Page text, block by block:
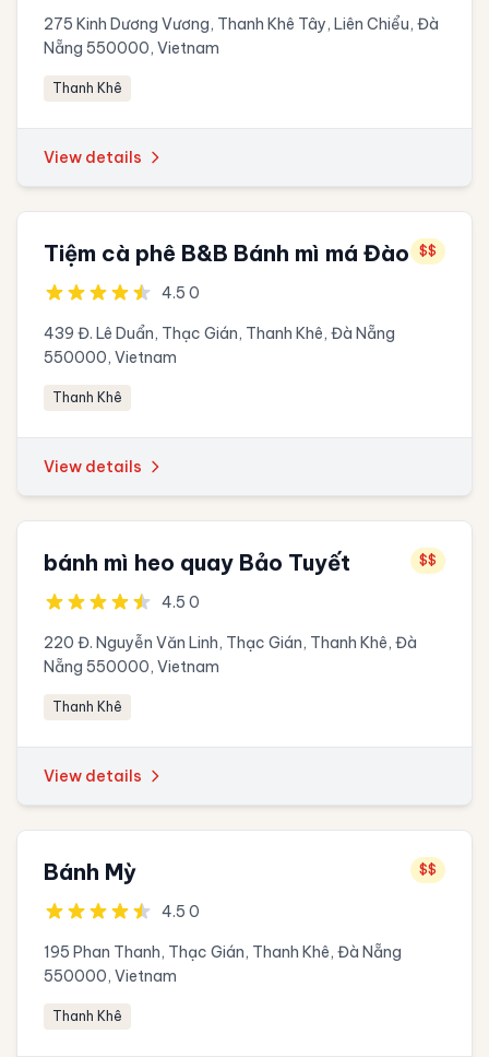
275 Kinh Dương Vương, Thanh Khê Tây, Liên Chiểu, Đà
Nẵng 550000, Vietnam
Thanh Khê
View details
Tiệm cà phê B&B Bánh mì má Đào $$
4.5 0
439 Đ. Lê Duẩn, Thạc Gián, Thanh Khê, Đà Nẵng
550000, Vietnam
Thanh Khê
View details
bánh mì heo quay Bảo Tuyết $$
4.5 0
220 Đ. Nguyễn Văn Linh, Thạc Gián, Thanh Khê, Đà
Nẵng 550000, Vietnam
Thanh Khê
View details
Bánh Mỳ $$
4.5 0
195 Phan Thanh, Thạc Gián, Thanh Khê, Đà Nẵng
550000, Vietnam
Thanh Khê